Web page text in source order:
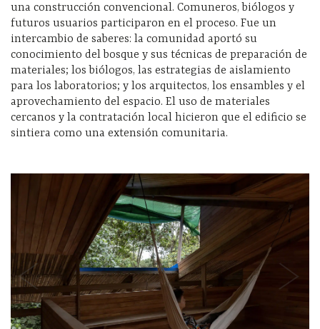
una construcción convencional. Comuneros, biólogos y
futuros usuarios participaron en el proceso. Fue un
intercambio de saberes: la comunidad aportó su
conocimiento del bosque y sus técnicas de preparación de
materiales; los biólogos, las estrategias de aislamiento
para los laboratorios; y los arquitectos, los ensambles y el
aprovechamiento del espacio. El uso de materiales
cercanos y la contratación local hicieron que el edificio se
sintiera como una extensión comunitaria.